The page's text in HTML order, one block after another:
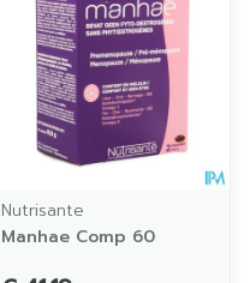
Nutrisante
Manhae Comp 60